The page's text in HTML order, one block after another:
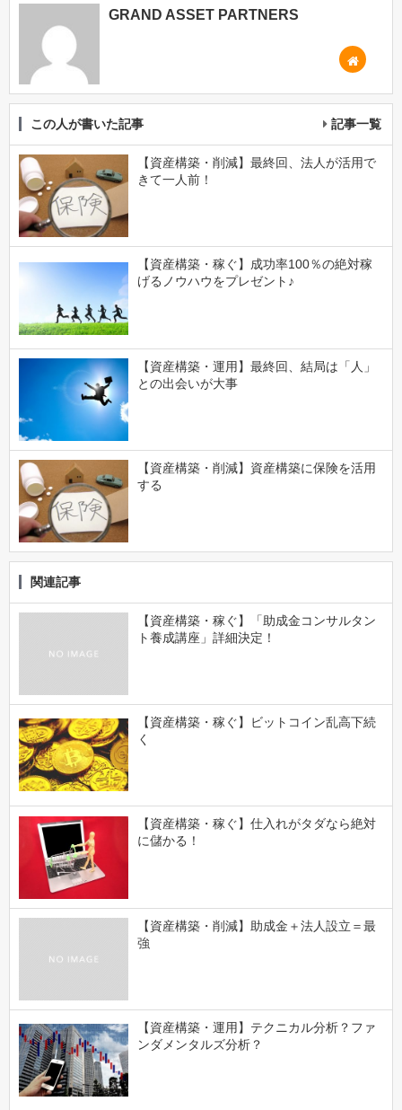
GRAND ASSET PARTNERS
この人が書いた記事 記事一覧
【資産構築・削減】最終回、法人が活用で
きて一人前！
【資産構築・稼ぐ】成功率100％の絶対稼
げるノウハウをプレゼント♪
【資産構築・運用】最終回、結局は「人」
との出会いが大事
【資産構築・削減】資産構築に保険を活用
する
関連記事
【資産構築・稼ぐ】「助成金コンサルタン
ト養成講座」詳細決定！
【資産構築・稼ぐ】ビットコイン乱高下続
く
【資産構築・稼ぐ】仕入れがタダなら絶対
に儲かる！
【資産構築・削減】助成金＋法人設立＝最
強
【資産構築・運用】テクニカル分析？ファ
ンダメンタルズ分析？